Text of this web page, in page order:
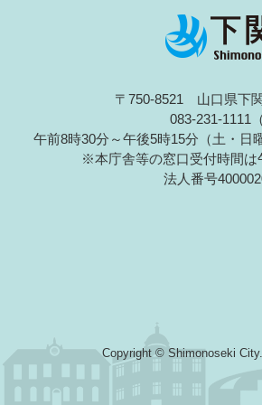
〒750-8521 山口県下
083-231-1111
午前8時30分～午後5時15分（土・日
※本庁舎等の窓口受付時間は
法人番号
Copyright © Shimonoseki